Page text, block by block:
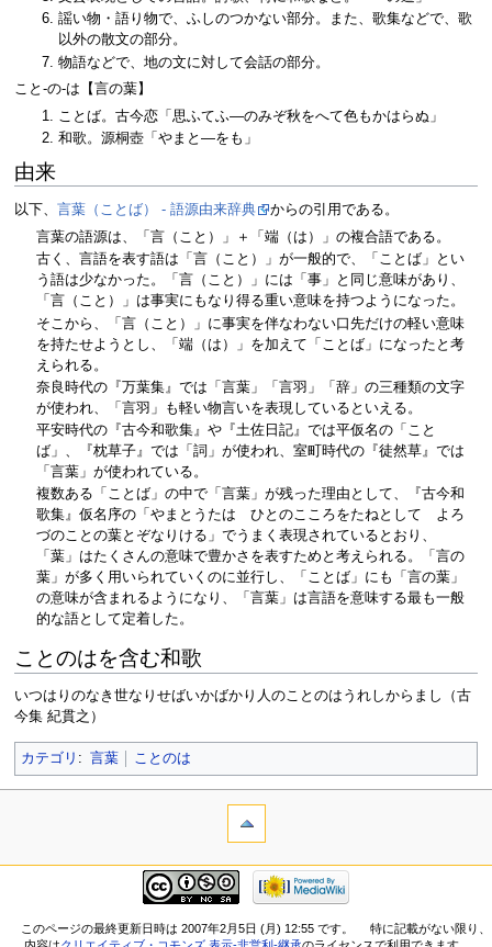
謡い物・語り物で、ふしのつかない部分。また、歌集などで、歌
以外の散文の部分。
物語などで、地の文に対して会話の部分。
こと‐の‐は【言の葉】
ことば。古今恋「思ふてふ―のみぞ秋をへて色もかはらぬ」
和歌。源桐壺「やまと―をも」
由来
以下、 言葉（ことば） - 語源由来辞典
からの引用である。
言葉の語源は、「言（こと）」＋「端（は）」の複合語である。
古く、言語を表す語は「言（こと）」が一般的で、「ことば」とい
う語は少なかった。「言（こと）」には「事」と同じ意味があり、
「言（こと）」は事実にもなり得る重い意味を持つようになった。
そこから、「言（こと）」に事実を伴なわない口先だけの軽い意味
を持たせようとし、「端（は）」を加えて「ことば」になったと考
えられる。
奈良時代の『万葉集』では「言葉」「言羽」「辞」の三種類の文字
が使われ、「言羽」も軽い物言いを表現しているといえる。
平安時代の『古今和歌集』や『土佐日記』では平仮名の「こと
ば」、『枕草子』では「詞」が使われ、室町時代の『徒然草』では
「言葉」が使われている。
複数ある「ことば」の中で「言葉」が残った理由として、『古今和
歌集』仮名序の「やまとうたは ひとのこころをたねとして よろ
づのことの葉とぞなりける」でうまく表現されているとおり、
「葉」はたくさんの意味で豊かさを表すためと考えられる。「言の
葉」が多く用いられていくのに並行し、「ことば」にも「言の葉」
の意味が含まれるようになり、「言葉」は言語を意味する最も一般
的な語として定着した。
ことのはを含む和歌
いつはりのなき世なりせばいかばかり人のことのはうれしからまし（古
今集 紀貫之）
カテゴリ : 言葉 ことのは
このページの最終更新日時は 2007年2月5日 (月) 12:55 です。
特に記載がない限り、